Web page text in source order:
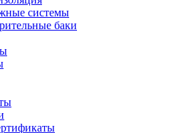
системы
баки